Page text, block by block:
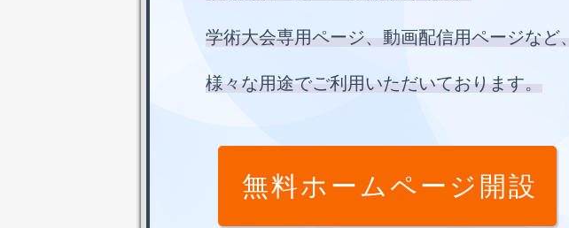
学術大会専用ページ、動画配信用ページなど、
様々な用途でご利用いただいております。
無料ホームページ開設